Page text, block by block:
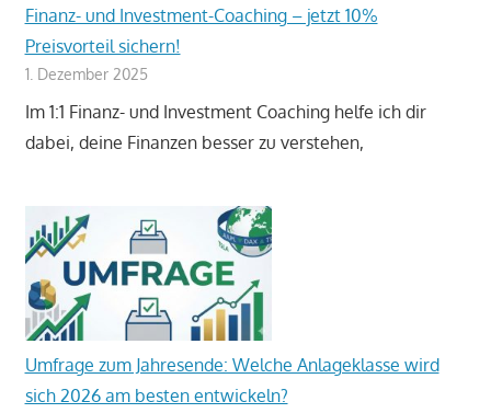
Finanz- und Investment-Coaching – jetzt 10%
Preisvorteil sichern!
1. Dezember 2025
Im 1:1 Finanz- und Investment Coaching helfe ich dir
dabei, deine Finanzen besser zu verstehen,
Umfrage zum Jahresende: Welche Anlageklasse wird
sich 2026 am besten entwickeln?